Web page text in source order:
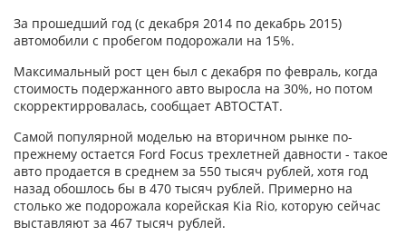
За прошедший год (с декабря 2014 по декабрь 2015)
автомобили с пробегом подорожали на 15%.
Максимальный рост цен был с декабря по февраль, когда
стоимость подержанного авто выросла на 30%, но потом
скорректирровалась, сообщает АВТОСТАТ.
Самой популярной моделью на вторичном рынке по-
прежнему остается Ford Focus трехлетней давности - такое
авто продается в среднем за 550 тысяч рублей, хотя год
назад обошлось бы в 470 тысяч рублей. Примерно на
столько же подорожала корейская Kia Rio, которую сейчас
выставляют за 467 тысяч рублей.